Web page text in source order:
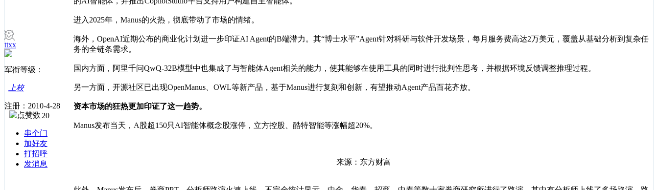
ttxx
军衔等级：
上校
注册：2010-4-28
20
串个门
加好友
打招呼
发消息
进入2025年，Manus的火热，彻底带动了市场的情绪。
海外，OpenAI近期公布的商业化计划进一步印证AI Agent的B端潜力。其“博士水平”Agent针对科研与软件开发场景，每月服务费高达2万美元，覆盖从基础分析到复杂任
务的全链条需求。
国内方面，阿里千问QwQ-32B模型中也集成了与智能体Agent相关的能力，使其能够在使用工具的同时进行批判性思考，并根据环境反馈调整推理过程。
另一方面，开源社区已出现OpenManus、OWL等新产品，基于Manus进行复刻和创新，有望推动Agent产品百花齐放。
资本市场的狂热更加印证了这一趋势。
Manus发布当天，A股超150只AI智能体概念股涨停，立方控股、酷特智能等涨幅超20%。
来源：东方财富